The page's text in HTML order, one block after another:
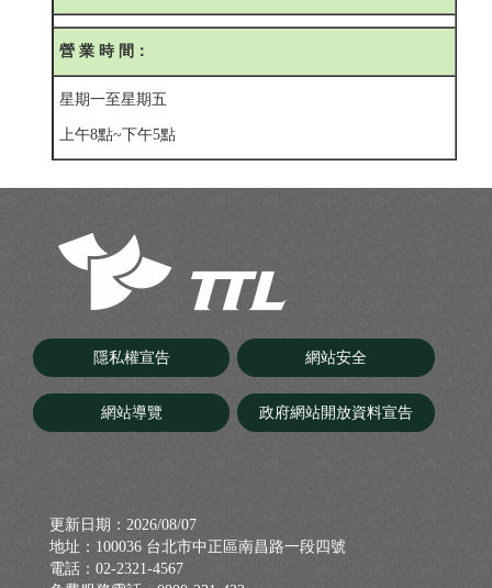
營 業 時 間：
星期一至星期五
上午8點~下午5點
隱私權宣告 網站安全
網站導覽 政府網站開放資料宣告
更新日期： 2026/08/07
地址：100036 台北市中正區南昌路一段四號
電話：02-2321-4567